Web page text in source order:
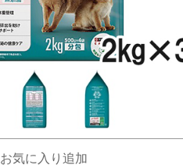
お気に入り追加